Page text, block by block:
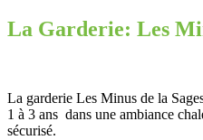
La Garderie: Les
La garderie Les Minus de la
1 à 3 ans dans une ambiance
sécurisé.